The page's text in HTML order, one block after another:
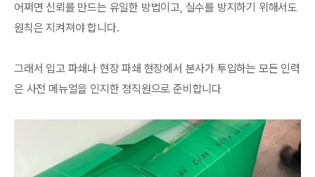
어쩌면 신뢰를 만드는 유일한 방법이고, 실수를 방지하기 위해서도
원칙은 지켜져야 합니다.
그래서 입고 파쇄나 현장 파쇄 현장에서 본사가 투입하는 모든 인력
은 사전 메뉴얼을 인지한 정직원으로 준비합니다